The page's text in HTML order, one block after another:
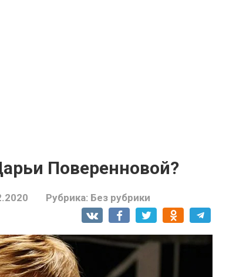
Поверенновой?
Рубрика: Без рубрики